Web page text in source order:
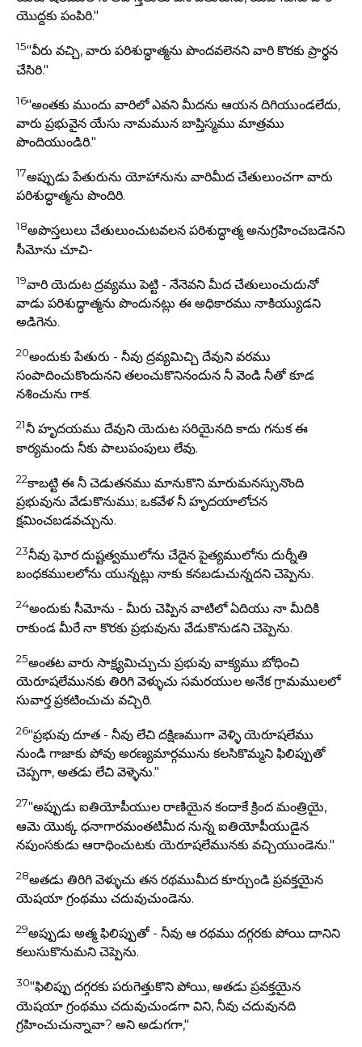
యొద్దకు పంపిరి."
15"వీరు వచ్చి, వారు పరిశుద్ధాత్మను పొందవలెనని వారి కొరకు ప్రార్థన
చేసిరి."
16"అంతకు ముందు వారిలో ఎవని మీదను ఆయన దిగియుండలేదు,
వారు ప్రభువైన యేసు నామమున బాప్తిస్మము మాత్రము
పొందియుండిరి."
17అప్పుడు పేతురును యోహానును వారిమీద చేతులుంచగా వారు
పరిశుద్ధాత్మను పొందిరి.
18అపొస్తలులు చేతులుంచుటవలన పరిశుద్ధాత్మ అనుగ్రహించబడెనని
సీమోను చూచి-
19వారి యెదుట ద్రవ్యము పెట్టి - నేనెవని మీద చేతులుంచుదునో
వాడు పరిశుద్ధాత్మను పొందునట్లు ఈ అధికారము నాకియ్యుడని
అడిగెను.
20అందుకు పేతురు - నీవు ద్రవ్యమిచ్చి దేవుని వరము
సంపాదించుకొందునని తలంచుకొనినందున నీ వెండి నీతో కూడ
నశించును గాక.
21నీ హృదయము దేవుని యెదుట సరియైనది కాదు గనుక ఈ
కార్యమందు నీకు పాలుపంపులు లేవు.
22కాబట్టి ఈ నీ చెడుతనము మానుకొని మారుమనస్సునొంది
ప్రభువును వేడుకొనుము; ఒకవేళ నీ హృదయాలోచన
క్షమించబడవచ్చును.
23నీవు ఘోర దుష్టత్వములోను చేదైన పైత్యములోను దుర్నీతి
బంధకములలోను యున్నట్లు నాకు కనబడుచున్నదని చెప్పెను.
24అందుకు సీమోను - మీరు చెప్పిన వాటిలో ఏదియు నా మీదికి
రాకుండ మీరే నా కొరకు ప్రభువును వేడుకొనుడని చెప్పెను.
25అంతట వారు సాక్ష్యమిచ్చుచు ప్రభువు వాక్యము బోధించి
యెరూషలేమునకు తిరిగి వెళ్ళుచు సమరయుల అనేక గ్రామములలో
సువార్త ప్రకటించుచు వచ్చిరి.
26"ప్రభువు దూత - నీవు లేచి దక్షిణముగా వెళ్ళి యెరూషలేము
నుండి గాజాకు పోవు అరణ్యమార్గమును కలసికొమ్మని ఫిలిప్పుతో
చెప్పగా, అతడు లేచి వెళ్ళెను."
27"అప్పుడు ఐతియోపీయుల రాణియైన కందాకే క్రింద మంత్రియై,
ఆమె యొక్క ధనాగారమంతటిమీద నున్న ఐతియోపీయుడైన
నపుంసకుడు ఆరాధించుటకు యెరూషలేమునకు వచ్చియుండెను."
28అతడు తిరిగి వెళ్ళుచు తన రథముమీద కూర్చుండి ప్రవక్తయైన
యెషయా గ్రంథము చదువుచుండెను.
29అప్పుడు అత్మ ఫిలిప్పుతో - నీవు ఆ రథము దగ్గరకు పోయి దానిని
కలుసుకొనుమని చెప్పెను.
30"ఫిలిప్పు దగ్గరకు పరుగెత్తుకొని పోయి, అతడు ప్రవక్తయైన
యెషయా గ్రంథము చదువుచుండగా విని, నీవు చదువునది
గ్రహించుచున్నావా? అని అడుగగా,"